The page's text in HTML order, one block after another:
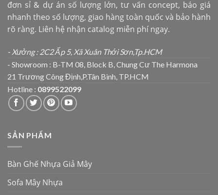
đơn sỉ & dự án số lượng lớn, tư vấn concept, báo giá
nhanh theo số lượng, giao hàng toàn quốc và bảo hành
rõ ràng. Liên hệ nhận catalog miễn phí ngay.
- Xưởng : 2C2 Ấp 5, Xã Xuân Thới Sơn,Tp.HCM
- Showroom : B-TM 08, Block B, Chung Cư The Harmona
21 Trương Công Định,P.Tân Bình, TP.HCM
Hotline : 0899522099
SẢN PHẨM
Bàn Ghế Nhựa Giả Mây
Sofa Mây Nhựa